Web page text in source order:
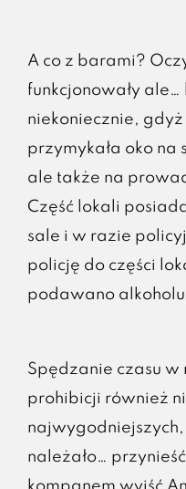
A co z barami?
funkcjonowały ale…
niekoniecznie,
przymykała oko na
ale także na
Część lokali
sale i w razie
policję do części
podawano
Spędzanie czasu w
prohibicji również
należało…